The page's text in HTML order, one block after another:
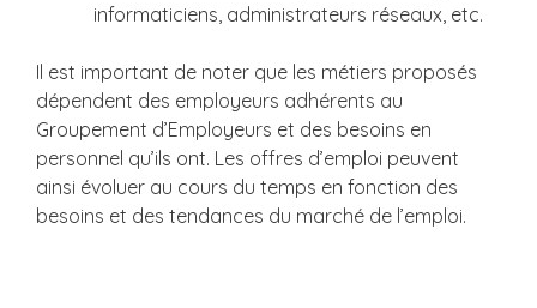
informaticiens, administrateurs réseaux, etc.
Il est important de noter que les métiers proposés
dépendent des employeurs adhérents au
Groupement d’Employeurs et des besoins en
personnel qu’ils ont. Les offres d’emploi peuvent
ainsi évoluer au cours du temps en fonction des
besoins et des tendances du marché de l’emploi.